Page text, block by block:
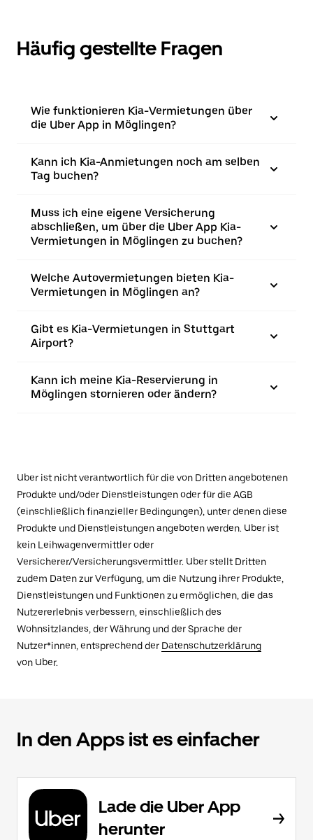
Häufig gestellte Fragen
Wie funktionieren Kia-Vermietungen über
die Uber App in Möglingen?
Kann ich Kia-Anmietungen noch am selben
Tag buchen?
Muss ich eine eigene Versicherung
abschließen, um über die Uber App Kia-
Vermietungen in Möglingen zu buchen?
Welche Autovermietungen bieten Kia-
Vermietungen in Möglingen an?
Gibt es Kia-Vermietungen in Stuttgart
Airport?
Kann ich meine Kia-Reservierung in
Möglingen stornieren oder ändern?
Uber ist nicht verantwortlich für die von Dritten angebotenen
Produkte und/oder Dienstleistungen oder für die AGB
(einschließlich finanzieller Bedingungen), unter denen diese
Produkte und Dienstleistungen angeboten werden. Uber ist
kein Leihwagenvermittler oder
Versicherer/Versicherungsvermittler. Uber stellt Dritten
zudem Daten zur Verfügung, um die Nutzung ihrer Produkte,
Dienstleistungen und Funktionen zu ermöglichen, die das
Nutzererlebnis verbessern, einschließlich des
Wohnsitzlandes, der Währung und der Sprache der
Nutzer*innen, entsprechend der Datenschutzerklärung
von Uber.
In den Apps ist es einfacher
Lade die Uber App
herunter